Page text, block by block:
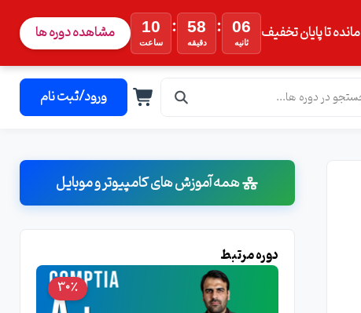
مانده تا پایان تخفیف 10
ساعت
: 58
دقیقه
: 05
ثانیه مشاهده دوره ها
ورود/ثبت نام
همه آموزش های کامپیوتر و موبایل
دوره مرتبط
30٪